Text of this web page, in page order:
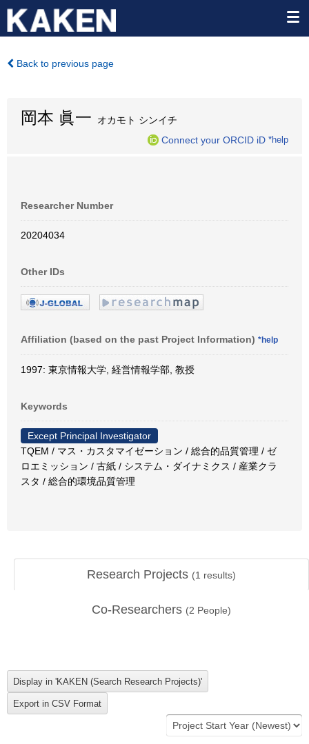
Back to previous page
岡本 眞一 オカモト シンイチ
Connect your ORCID iD *help
Researcher Number
20204034
Other IDs
Affiliation (based on the past Project Information) *help
1997: 東京情報大学, 経営情報学部, 教授
Keywords
Except Principal Investigator
TQEM / マス・カスタマイゼーション / 総合的品質管理 / ゼ
ロエミッション / 古紙 / システム・ダイナミクス / 産業クラ
スタ / 総合的環境品質管理
Research Projects (1 results)
Co-Researchers (2 People)